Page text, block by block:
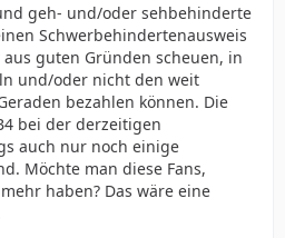
geh- und/oder sehbehinderte
Schwerbehindertenausweis
guten Gründen scheuen, in
und/oder nicht den weit
bezahlen können. Die
bei der derzeitigen
auch nur noch einige
Möchte man diese Fans,
haben? Das wäre eine